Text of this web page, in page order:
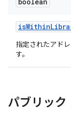
isWithin
指定されたアド
す。
パブリック